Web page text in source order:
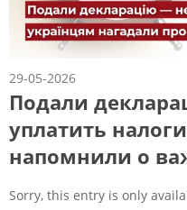
29-05-2026
Подали
уплатить
напомнили о
Sorry, this entry is only